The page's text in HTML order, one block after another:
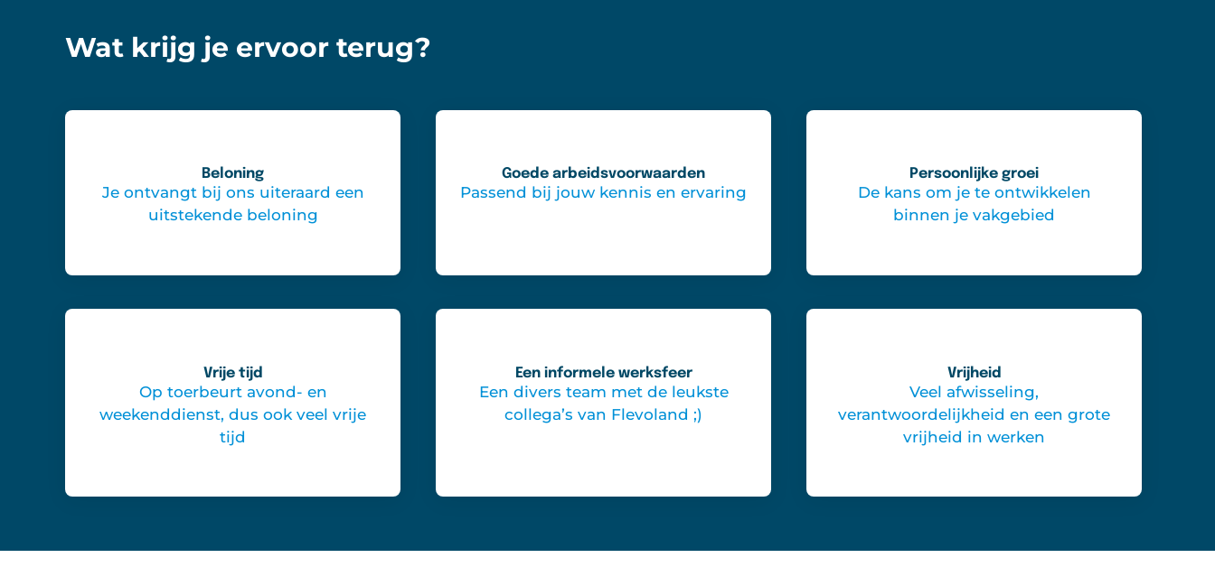
Wat krijg je ervoor terug?
Beloning
Je ontvangt bij ons uiteraard een
uitstekende beloning
Goede arbeidsvoorwaarden
Passend bij jouw kennis en ervaring
Persoonlijke groei
De kans om je te ontwikkelen
binnen je vakgebied
Vrije tijd
Op toerbeurt avond- en
weekenddienst, dus ook veel vrije
tijd
Een informele werksfeer
Een divers team met de leukste
collega’s van Flevoland ;)
Vrijheid
Veel afwisseling,
verantwoordelijkheid en een grote
vrijheid in werken